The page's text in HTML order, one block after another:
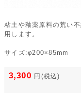
粘土や釉薬原料の荒い
用します。
サイズ:φ200×85mm
3,300 円 (税込)